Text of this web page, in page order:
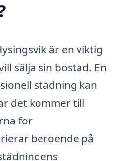
är en viktig
sälja sin bostad. En
städning kan
det kommer till
för
beroende på